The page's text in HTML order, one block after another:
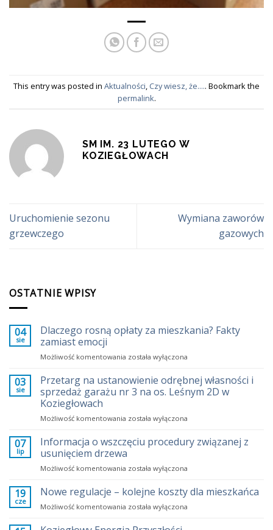
This entry was posted in Aktualności, Czy wiesz, że..... Bookmark the
permalink.
SM IM. 23 LUTEGO W
KOZIEGŁOWACH
Uruchomienie sezonu
grzewczego
Wymiana zaworów
gazowych
OSTATNIE WPISY
04
sie
Dlaczego rosną opłaty za mieszkania? Fakty
zamiast emocji
Możliwość komentowania Dlaczego
opłaty
za
mieszkania?
zamiast
została wyłączona
03
sie
Przetarg na ustanowienie odrębnej własności i
sprzedaż garażu nr 3 na os. Leśnym 2D w
Koziegłowach
Możliwość komentowania Przetarg
ustanowienie
odrębnej
i
garażu
3
została wyłączona
07
lip
Informacja o wszczęciu procedury związanej z
usunięciem drzewa
Możliwość komentowania Informacja
wszczęciu
procedury
związanej
została wyłączona
19
cze
Nowe regulacje – kolejne koszty dla mieszkańca
Możliwość komentowania Nowe
–
została wyłączona